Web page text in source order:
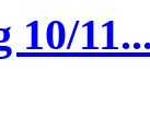
10/